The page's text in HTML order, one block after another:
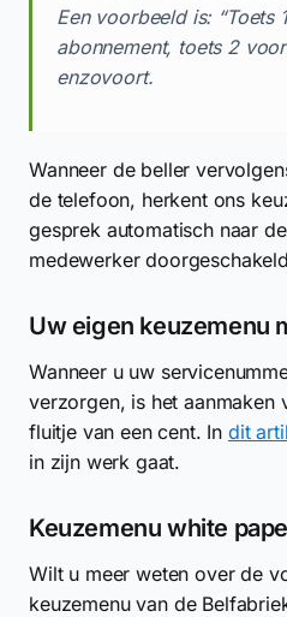
Een voorbeeld is: “Toets
abonnement, toets 2
enzovoort.
Wanneer de beller
de telefoon, herkent ons
gesprek automatisch naar de
medewerker
Uw eigen keuzemenu
Wanneer u uw
verzorgen, is het aanmaken
fluitje van een cent. In dit
in zijn werk gaat.
Keuzemenu white
Wilt u meer weten over de
keuzemenu van de